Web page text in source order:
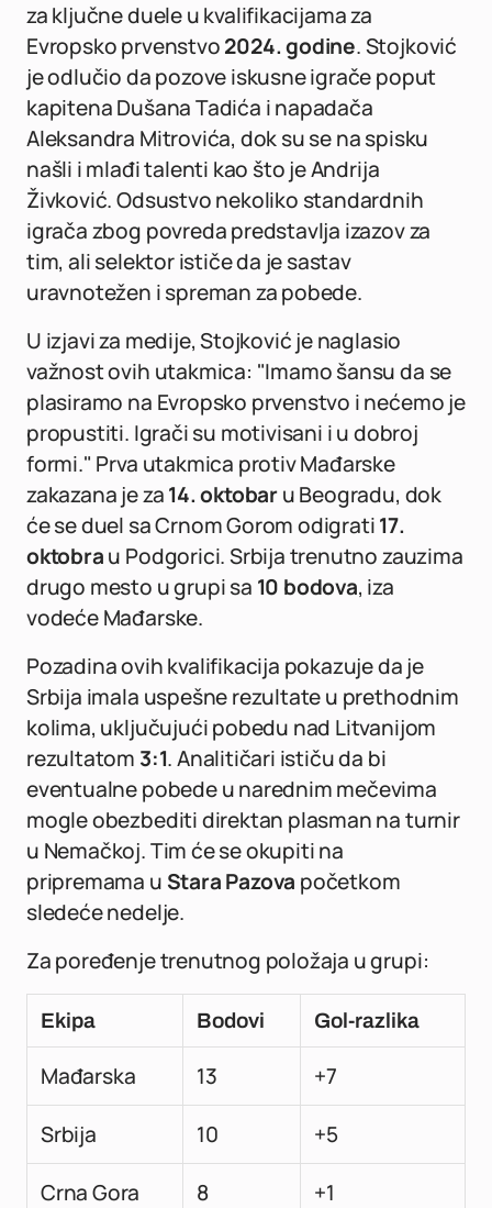
za ključne duele u kvalifikacijama za
Evropsko prvenstvo2024. godine. Stojković
je odlučio da pozove iskusne igrače poput
kapitena Dušana Tadića i napadača
Aleksandra Mitrovića, dok su se na spisku
našli i mlađi talenti kao što je Andrija
Živković. Odsustvo nekoliko standardnih
igrača zbog povreda predstavlja izazov za
tim, ali selektor ističe da je sastav
uravnotežen i spreman za pobede.
U izjavi za medije, Stojković je naglasio
važnost ovih utakmica: "Imamo šansu da se
plasiramo na Evropsko prvenstvo i nećemo je
propustiti. Igrači su motivisani i u dobroj
formi." Prva utakmica protiv Mađarske
zakazana je za14. oktobaru Beogradu, dok
će se duel sa Crnom Gorom odigrati17.
oktobrau Podgorici. Srbija trenutno zauzima
drugo mesto u grupi sa 10 bodova, iza
vodeće Mađarske.
Pozadina ovih kvalifikacija pokazuje da je
Srbija imala uspešne rezultate u prethodnim
kolima, uključujući pobedu nad Litvanijom
rezultatom 3:1. Analitičari ističu da bi
eventualne pobede u narednim mečevima
mogle obezbediti direktan plasman na turnir
u Nemačkoj. Tim će se okupiti na
pripremama u Stara Pazova početkom
sledeće nedelje.
Za poređenje trenutnog položaja u grupi:
Ekipa Bodovi Gol-razlika
Mađarska 13 +7
Srbija 10 +5
Crna Gora 8 +1